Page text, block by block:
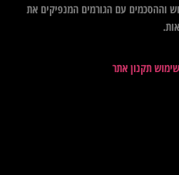
וההסכמים עם הגורמים המנפיקים את
תקנון אתר